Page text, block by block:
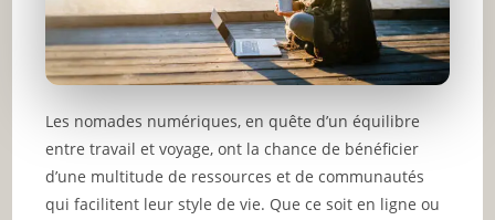
Les nomades numériques, en quête d’un équilibre
entre travail et voyage, ont la chance de bénéficier
d’une multitude de ressources et de communautés
qui facilitent leur style de vie. Que ce soit en ligne ou